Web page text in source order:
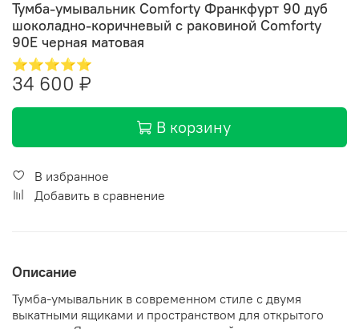
Тумба-умывальник Comforty Франкфурт 90 дуб
шоколадно-коричневый с раковиной Comforty
90E черная матовая
⭐⭐⭐⭐⭐
34 600 ₽
В корзину
В избранное
Добавить в сравнение
Описание
Тумба-умывальник в современном стиле с двумя
выкатными ящиками и пространством для открытого